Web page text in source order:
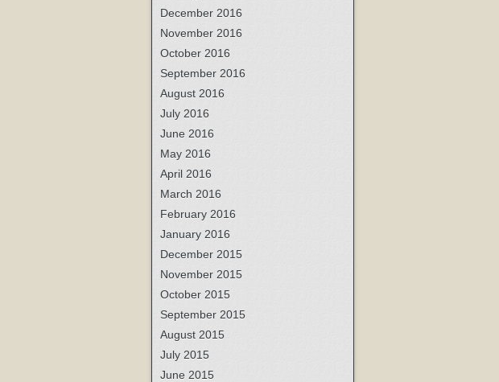
December 2016
November 2016
October 2016
September 2016
August 2016
July 2016
June 2016
May 2016
April 2016
March 2016
February 2016
January 2016
December 2015
November 2015
October 2015
September 2015
August 2015
July 2015
June 2015